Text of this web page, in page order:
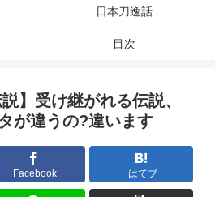
日本刀逸話
目次
】受け継がれる伝説、
が違うの?違います
Facebook はてブ